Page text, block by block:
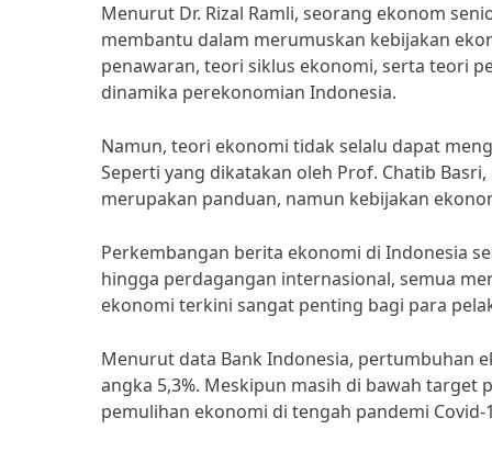
Menurut Dr. Rizal Ramli, seorang ekonom
membantu dalam merumuskan kebijakan
penawaran, teori siklus ekonomi, serta teori
dinamika perekonomian Indonesia.
Namun, teori ekonomi tidak selalu dapat
Seperti yang dikatakan oleh Prof. Chatib
merupakan panduan, namun kebijakan
Perkembangan berita ekonomi di Indonesia
hingga perdagangan internasional, semua
ekonomi terkini sangat penting bagi para
Menurut data Bank Indonesia, pertumbuhan
angka 5,3%. Meskipun masih di bawah
pemulihan ekonomi di tengah pandemi Covid-